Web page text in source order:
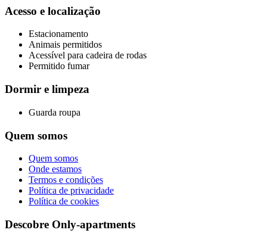
Acesso e localização
Estacionamento
Animais permitidos
Acessível para cadeira de rodas
Permitido fumar
Dormir e limpeza
Guarda roupa
Quem somos
Quem somos
Onde estamos
Termos e condições
Política de privacidade
Política de cookies
Descobre Only-apartments